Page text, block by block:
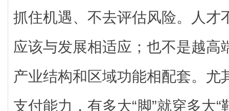
抓住机遇、不去评估风险。人才
应该与发展相适应；也不是越高
产业结构和区域功能相配套。尤
支付能力，有多大“脚”就穿多大